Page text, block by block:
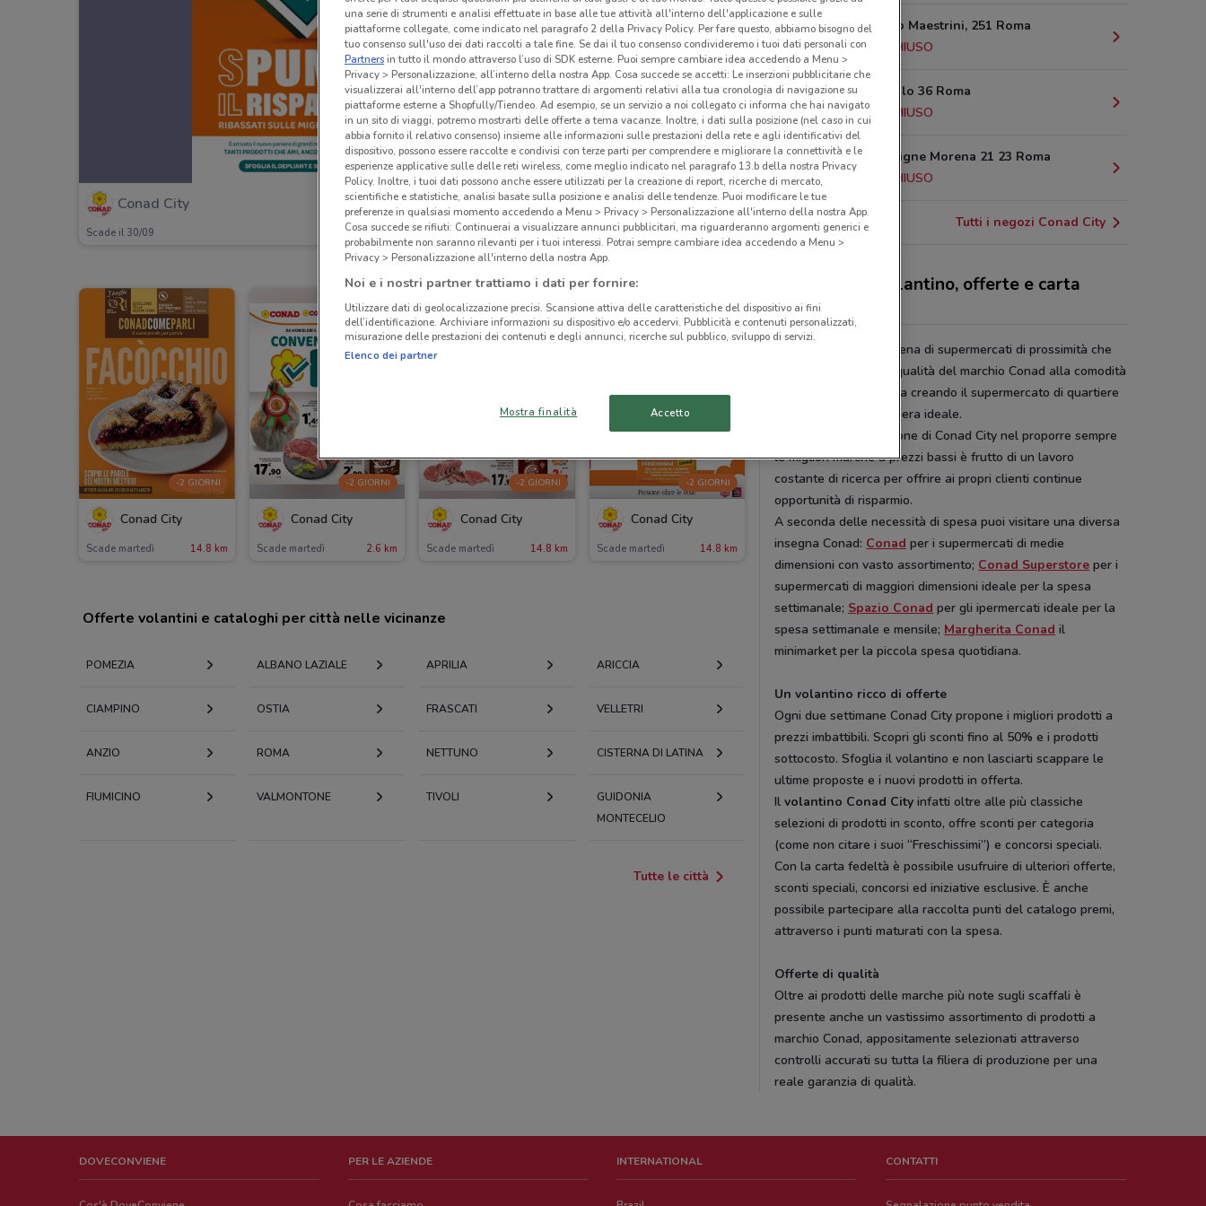
Conad City
Scade il 30/09 2.6 km
-2 GIORNI
Conad City
Scade martedì 14.8 km
-2 GIORNI
Conad City
Scade martedì 2.6 km
-2 GIORNI
Conad City
Scade martedì 14.8 km
-2 GIORNI
Conad City
Scade martedì 14.8 km
Offerte volantini e cataloghi per città nelle vicinanze
POMEZIA ALBANO LAZIALE APRILIA ARICCIA
CIAMPINO OSTIA FRASCATI VELLETRI
ANZIO ROMA NETTUNO CISTERNA DI LATINA
FIUMICINO VALMONTONE TIVOLI
GUIDONIA
MONTECELIO
Tutte le città
Via Carmelo Maestrini, 251 Roma
14.8 km
CHIUSO
Piazza Eschilo 36 Roma
15.5 km
CHIUSO
Via Delle Vigne Morena 21 23 Roma
CHIUSO
Tutti i negozi Conad City
Conad City - volantino, offerte e carta
Conad
è una catena di supermercati di prossimità che
unisce la garanzia di qualità del marchio Conad alla comodità
della spesa vicino casa creando il supermercato di quartiere
e per la spesa giornaliera ideale.
La particolare attenzione di Conad City nel proporre sempre
le migliori marche a prezzi bassi è frutto di un lavoro
costante di ricerca per offrire ai propri clienti continue
opportunità di risparmio.
A seconda delle necessità di spesa puoi visitare una diversa
insegna Conad: Conad per i supermercati di medie
dimensioni con vasto assortimento; Conad Superstore per i
supermercati di maggiori dimensioni ideale per la spesa
settimanale; Spazio Conad per gli ipermercati ideale per la
spesa settimanale e mensile; Margherita Conad il
minimarket per la piccola spesa quotidiana.
Un volantino ricco di offerte
Ogni due settimane Conad City propone i migliori prodotti a
prezzi imbattibili. Scopri gli sconti fino al 50% e i prodotti
sottocosto. Sfoglia il volantino e non lasciarti scappare le
ultime proposte e i nuovi prodotti in offerta.
Ilvolantino Conad City infatti oltre alle più classiche
selezioni di prodotti in sconto, offre sconti per categoria
(come non citare i suoi “Freschissimi”) e concorsi speciali.
Con la carta fedeltà è possibile usufruire di ulteriori offerte,
sconti speciali, concorsi ed iniziative esclusive. È anche
possibile partecipare alla raccolta punti del catalogo premi,
attraverso i punti maturati con la spesa.
Offerte di qualità
Oltre ai prodotti delle marche più note sugli scaffali è
presente anche un vastissimo assortimento di prodotti a
marchio Conad, appositamente selezionati attraverso
controlli accurati su tutta la filiera di produzione per una
reale garanzia di qualità.
DOVECONVIENE PER LE AZIENDE INTERNATIONAL CONTATTI
una serie di strumenti e analisi effettuate in base alle tue attività all'interno dell'applicazione e sulle
piattaforme collegate, come indicato nel paragrafo 2 della Privacy Policy. Per fare questo, abbiamo bisogno del
tuo consenso sull'uso dei dati raccolti a tale fine. Se dai il tuo consenso condivideremo i tuoi dati personali con
Partnersin tutto il mondo attraverso l’uso di SDK esterne. Puoi sempre cambiare idea accedendo a Menu >
Privacy > Personalizzazione, all’interno della nostra App. Cosa succede se accetti: Le inserzioni pubblicitarie che
visualizzerai all'interno dell’app potranno trattare di argomenti relativi alla tua cronologia di navigazione su
piattaforme esterne a Shopfully/Tiendeo. Ad esempio, se un servizio a noi collegato ci informa che hai navigato
in un sito di viaggi, potremo mostrarti delle offerte a tema vacanze. Inoltre, i dati sulla posizione (nel caso in cui
abbia fornito il relativo consenso) insieme alle informazioni sulle prestazioni della rete e agli identificativi del
dispositivo, possono essere raccolte e condivisi con terze parti per comprendere e migliorare la connettività e le
esperienze applicative sulle delle reti wireless, come meglio indicato nel paragrafo 13.b della nostra Privacy
Policy. Inoltre, i tuoi dati possono anche essere utilizzati per la creazione di report, ricerche di mercato,
scientifiche e statistiche, analisi basate sulla posizione e analisi delle tendenze. Puoi modificare le tue
preferenze in qualsiasi momento accedendo a Menu > Privacy > Personalizzazione all'interno della nostra App.
Cosa succede se rifiuti: Continuerai a visualizzare annunci pubblicitari, ma riguarderanno argomenti generici e
probabilmente non saranno rilevanti per i tuoi interessi. Potrai sempre cambiare idea accedendo a Menu >
Privacy > Personalizzazione all'interno della nostra App.
Noi e i nostri partner trattiamo i dati per fornire:
Utilizzare dati di geolocalizzazione precisi. Scansione attiva delle caratteristiche del dispositivo ai fini
dell’identificazione. Archiviare informazioni su dispositivo e/o accedervi. Pubblicità e contenuti personalizzati,
misurazione delle prestazioni dei contenuti e degli annunci, ricerche sul pubblico, sviluppo di servizi.
Elenco dei partner
Mostra finalità Accetto